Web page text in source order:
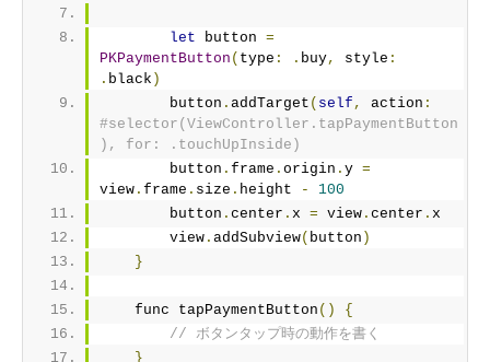
let button =
PKPaymentButton ( type : . buy, style :
. black )
        button
. addTarget ( self , action :
#selector(ViewController.tapPaymentButton
), for: .touchUpInside)
        button
. frame . origin . y =
view. frame . size . height -
100
        button
. center . x = view. center . x
        view
. addSubview( button )
}
    func tapPaymentButton
()
{
// ボタンタップ時の動作を書く
}